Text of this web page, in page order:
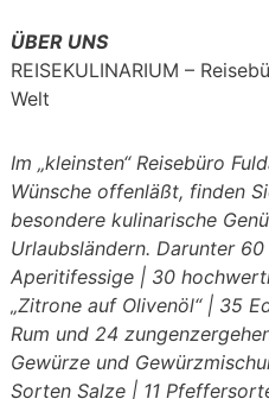
ÜBER UNS
REISEKULINARIUM –
Welt
Im „kleinsten“ Reisebüro
Wünsche offenläßt, finden
besondere kulinarische
Urlaubsländern. Darunter 60
Aperitifessige | 30
„Zitrone auf Olivenöl“ | 35
Rum und 24
Gewürze und
Sorten Salze | 11